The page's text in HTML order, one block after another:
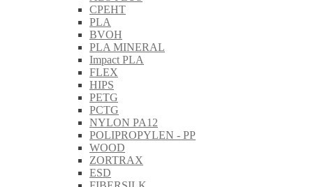
CPEHT
PLA
BVOH
PLA MINERAL
Impact PLA
FLEX
HIPS
PETG
PCTG
NYLON PA12
POLIPROPYLEN - PP
WOOD
ZORTRAX
ESD